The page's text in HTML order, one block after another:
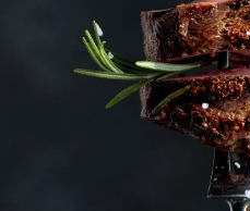
Sitio web global